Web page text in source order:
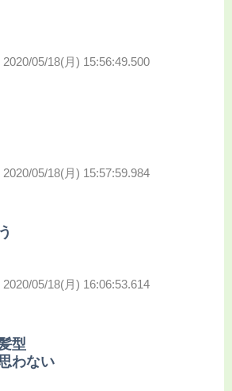
2020/05/18(月) 15:56:49.500
2020/05/18(月) 15:57:59.984
2020/05/18(月) 16:06:53.614
型
わない